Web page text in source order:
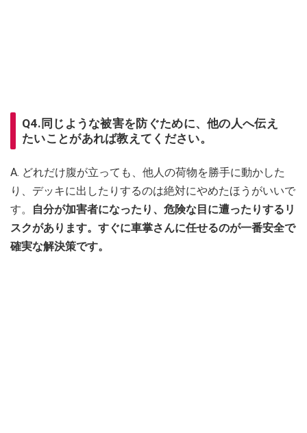
Q4.同じような被害を防ぐために、他の人へ伝え
たいことがあれば教えてください。
A. どれだけ腹が立っても、他人の荷物を勝手に動かした
り、デッキに出したりするのは絶対にやめたほうがいいで
す。
自分が加害者になったり、危険な目に遭ったりするリ
スクがあります。すぐに車掌さんに任せるのが一番安全で
確実な解決策です。